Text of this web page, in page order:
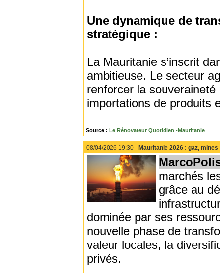
Une dynamique de
stratégique :
La Mauritanie s’inscrit
ambitieuse. Le secteur
renforcer la
importations de produits
Source : Le Rénovateur Quotidien -Mauritanie
08/04/2026 19:30 - Mauritanie 2026 : gaz,
marchés
grâce au
dominée par ses
nouvelle phase de
valeur locales, la
privés.